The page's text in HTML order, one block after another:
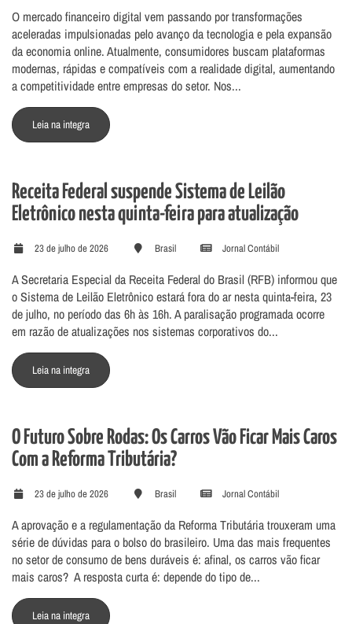
O mercado financeiro digital vem passando por transformações
aceleradas impulsionadas pelo avanço da tecnologia e pela expansão
da economia online. Atualmente, consumidores buscam plataformas
modernas, rápidas e compatíveis com a realidade digital, aumentando
a competitividade entre empresas do setor. Nos...
Leia na integra
Receita Federal suspende Sistema de Leilão
Eletrônico nesta quinta-feira para atualização
23 de julho de 2026 Brasil Jornal Contábil
A Secretaria Especial da Receita Federal do Brasil (RFB) informou que
o Sistema de Leilão Eletrônico estará fora do ar nesta quinta-feira, 23
de julho, no período das 6h às 16h. A paralisação programada ocorre
em razão de atualizações nos sistemas corporativos do...
Leia na integra
O Futuro Sobre Rodas: Os Carros Vão Ficar Mais Caros
Com a Reforma Tributária?
23 de julho de 2026 Brasil Jornal Contábil
A aprovação e a regulamentação da Reforma Tributária trouxeram uma
série de dúvidas para o bolso do brasileiro. Uma das mais frequentes
no setor de consumo de bens duráveis é: afinal, os carros vão ficar
mais caros? A resposta curta é: depende do tipo de...
Leia na integra